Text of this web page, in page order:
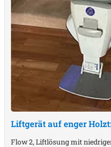
Liftgerät auf enger
Flow 2, Liftlösung mit